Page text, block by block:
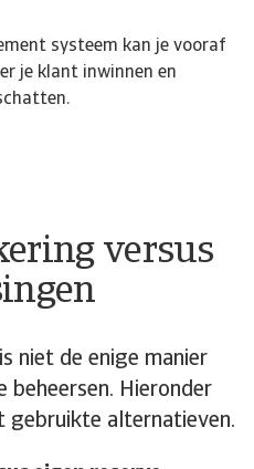
systeem kan je vooraf
je klant inwinnen en
versus
niet de enige manier
beheersen. Hieronder
gebruikte alternatieven.